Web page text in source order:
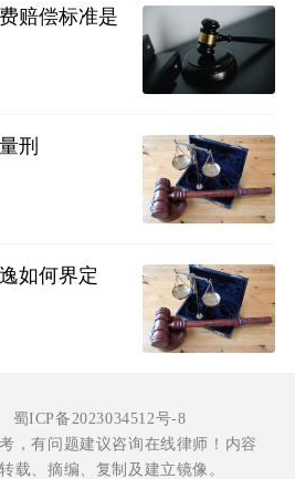
赔偿标准是
刑
如何界定
蜀ICP备2023034512号-8
，有问题建议咨询在线律师！内容
载、摘编、复制及建立镜像。